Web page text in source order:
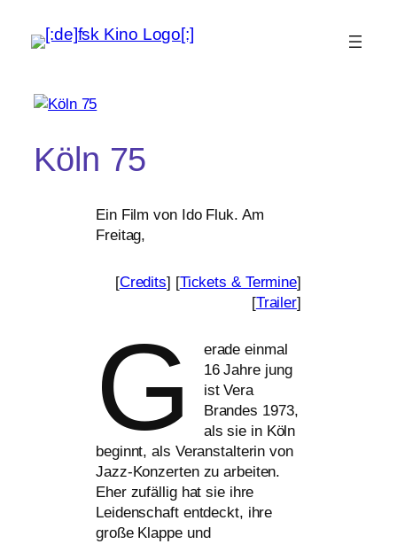
Köln 75
Ein Film von Ido Fluk. Am
Freitag,
[Credits] [Tickets &Termine]
[Trailer]
G
erade ein­mal
16 Jahre jung
ist Vera
Brandes 1973,
als sie in Köln
beginnt, als Veranstalterin von
Jazz-Konzerten zu arbei­ten.
Eher zufäl­lig hat sie ihre
Leidenschaft ent­deckt, ihre
gro­ße Klappe und